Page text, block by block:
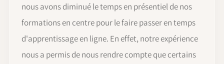
nous avons diminué le temps en présentiel de nos
formations en centre pour le faire passer en temps
d'apprentissage en ligne. En effet, notre expérience
nous a permis de nous rendre compte que certains